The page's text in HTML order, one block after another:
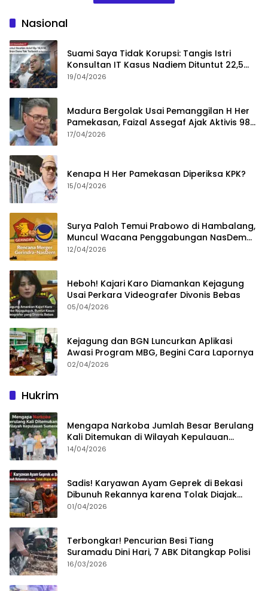
Nasional
Suami Saya Tidak Korupsi: Tangis Istri
Konsultan IT Kasus Nadiem Dituntut 22,5
Tahun
19/04/2026
Madura Bergolak Usai Pemanggilan H Her
Pamekasan, Faizal Assegaf Ajak Aktivis 98
Bongkar Permainan KPK
17/04/2026
Kenapa H Her Pamekasan Diperiksa KPK?
15/04/2026
Surya Paloh Temui Prabowo di Hambalang,
Muncul Wacana Penggabungan NasDem
dan Gerindra
12/04/2026
Heboh! Kajari Karo Diamankan Kejagung
Usai Perkara Videografer Divonis Bebas
05/04/2026
Kejagung dan BGN Luncurkan Aplikasi
Awasi Program MBG, Begini Cara Lapornya
02/04/2026
Hukrim
Mengapa Narkoba Jumlah Besar Berulang
Kali Ditemukan di Wilayah Kepulauan
Sumenep?
14/04/2026
Sadis! Karyawan Ayam Geprek di Bekasi
Dibunuh Rekannya karena Tolak Diajak
Merampok Majikan
01/04/2026
Terbongkar! Pencurian Besi Tiang
Suramadu Dini Hari, 7 ABK Ditangkap Polisi
16/03/2026